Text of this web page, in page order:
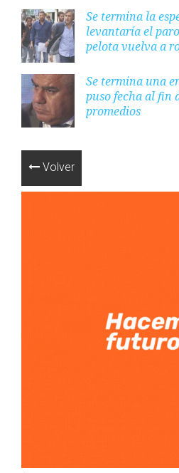
Se termina la
levantaría el
pelota vuelva a
Se termina una
puso fecha al fin
promedios
Volver